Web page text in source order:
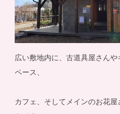
広い敷地内に、古道具屋さん
ペース、
カフェ、そしてメインのお花